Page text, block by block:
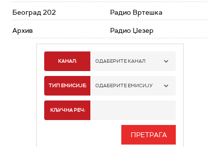
Београд 202
Архив
Радио Вртешка
Радио Џезер
КАНАЛ: ОДАБЕРИТЕ КАНАЛ
РАДИО БЕОГРАД 1
РАДИО БЕОГРАД 3
ТИП ЕМИСИЈЕ: ОДАБЕРИТЕ ЕМИСИЈУ
КЉУЧНА РЕЧ: